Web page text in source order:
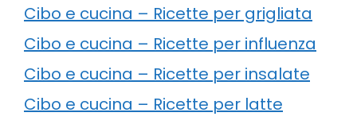
Cibo e cucina – Ricette per grigliata
Cibo e cucina – Ricette per influenza
Cibo e cucina – Ricette per insalate
Cibo e cucina – Ricette per latte